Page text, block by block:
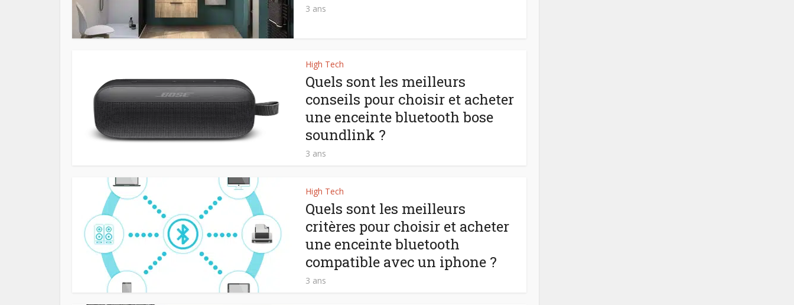
3 ans
High Tech
Quels sont les meilleurs
conseils pour choisir et acheter
une enceinte bluetooth bose
soundlink ?
3 ans
High Tech
Quels sont les meilleurs
critères pour choisir et acheter
une enceinte bluetooth
compatible avec un iphone ?
3 ans